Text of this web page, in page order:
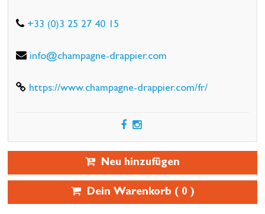
+33 (0)3 25 27 40 15
info@champagne-drappier.com
https://www.champagne-drappier.com/fr/
Neu hinzufügen
Dein Warenkorb ( 0 )